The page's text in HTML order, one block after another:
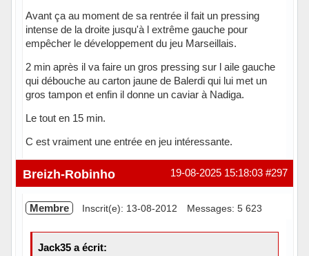
Avant ça au moment de sa rentrée il fait un pressing
intense de la droite jusqu'à l extrême gauche pour
empêcher le développement du jeu Marseillais.
2 min après il va faire un gros pressing sur l aile gauche
qui débouche au carton jaune de Balerdi qui lui met un
gros tampon et enfin il donne un caviar à Nadiga.
Le tout en 15 min.
C est vraiment une entrée en jeu intéressante.
Hors ligne #297
19-08-2025 15:18:03
Breizh-Robinho
Membre Inscrit(e): 13-08-2012 Messages: 5 623
Jack35 a écrit: